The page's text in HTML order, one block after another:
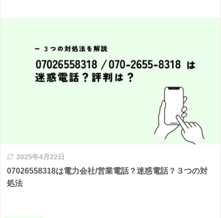
2025年4月22日
07026558318は電力会社/営業電話？迷惑電話？３つの対
処法